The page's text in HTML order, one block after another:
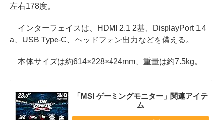
左右178度。
インターフェイスは、HDMI 2.1 2基、DisplayPort 1.4
a、USB Type-C、ヘッドフォン出力などを備える。
本体サイズは約614×228×424mm、重量は約7.5kg。
「MSI ゲーミングモニター」関連アイテ
ム